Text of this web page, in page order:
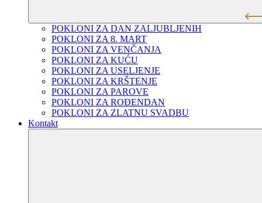
POKLONI ZA DAN ZALJUBLJENIH
POKLONI ZA 8. MART
POKLONI ZA VENČANJA
POKLONI ZA KUĆU
POKLONI ZA USELJENJE
POKLONI ZA KRŠTENJE
POKLONI ZA PAROVE
POKLONI ZA ROĐENDAN
POKLONI ZA ZLATNU SVADBU
Kontakt